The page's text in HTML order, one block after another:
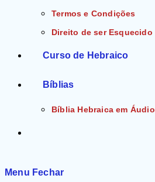
Termos e Condições
Direito de ser Esquecido
Curso de Hebraico
Bíblias
Bíblia Hebraica em Áudio
Menu Fechar